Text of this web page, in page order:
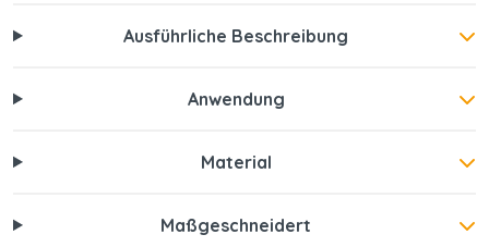
Ausführliche Beschreibung
Anwendung
Material
Maßgeschneidert